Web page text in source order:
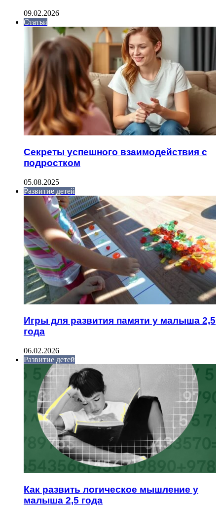
09.02.2026
Статьи
Секреты успешного взаимодействия с
подростком
05.08.2025
Развитие детей
Игры для развития памяти у малыша 2,5
года
06.02.2026
Развитие детей
Как развить логическое мышление у
малыша 2,5 года